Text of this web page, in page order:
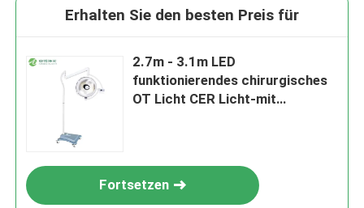
Erhalten Sie den besten Preis für
2.7m - 3.1m LED
funktionierendes chirurgisches
OT Licht CER Licht-mit
Fortsetzen